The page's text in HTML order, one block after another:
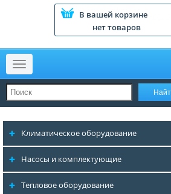
В вашей корзине
нет товаров
Меню
Климатическое оборудование
Насосы и комплектующие
Тепловое оборудование